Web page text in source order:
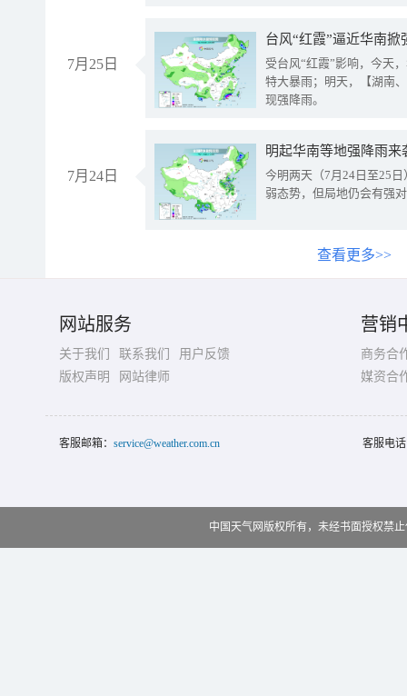
7月25日
台风“红霞”逼近华南
受台风“红霞”影响，今天
特大暴雨；明天，【湖南
现强降雨。
7月24日
明起华南等地强降雨
今明两天（7月24日至25
弱态势，但局地仍会有强
查看更多>>
网站服务
关于我们 联系我们
用户反馈
版权声明
网站律师
营销
商务合
媒资合
客服邮箱： service@weather.com.cn 客服电
中国天气网版权所有，未经书面授权